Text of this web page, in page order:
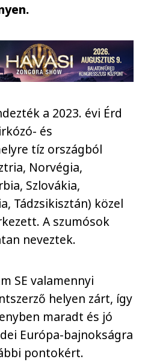
a 2023. évi Érd
és
tíz országból
Norvégia,
Szlovákia,
Tádzsikisztán) közel
A szumósok
neveztek.
SE valamennyi
helyen zárt, így
maradt és jó
Európa-bajnokságra
pontokért.